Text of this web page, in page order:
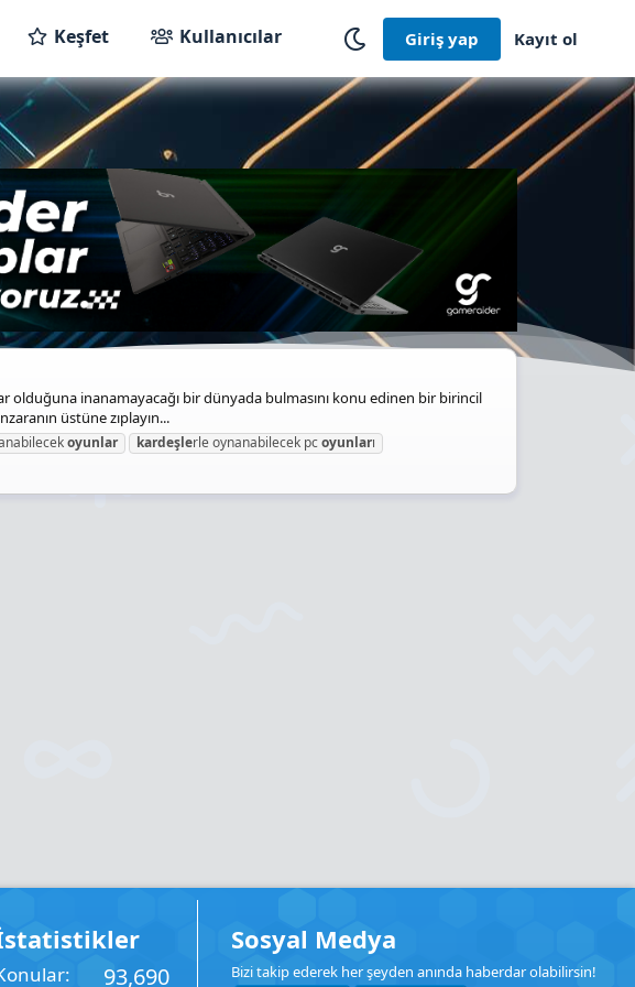
Keşfet Kullanıcılar Giriş yap Kayıt ol
olduğuna inanamayacağı bir dünyada bulmasını konu edinen bir birincil
üstüne zıplayın...
oyunlar kardeşlerle oynanabilecek pcoyunları
93,690
Sosyal Medya
Bizi takip ederek her şeyden anında haberdar olabilirsin!